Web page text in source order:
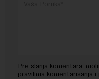
Pre slanja komentara,
pravilima komentarisanja